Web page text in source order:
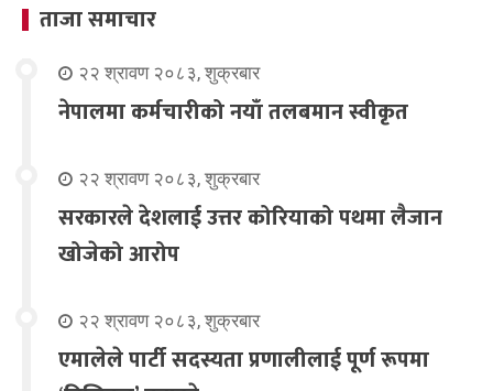
ताजा समाचार
२२ श्रावण २०८३, शुक्रबार
नेपालमा कर्मचारीको नयाँ तलबमान स्वीकृत
२२ श्रावण २०८३, शुक्रबार
सरकारले देशलाई उत्तर कोरियाको पथमा लैजान
खोजेको आरोप
२२ श्रावण २०८३, शुक्रबार
एमालेले पार्टी सदस्यता प्रणालीलाई पूर्ण रूपमा